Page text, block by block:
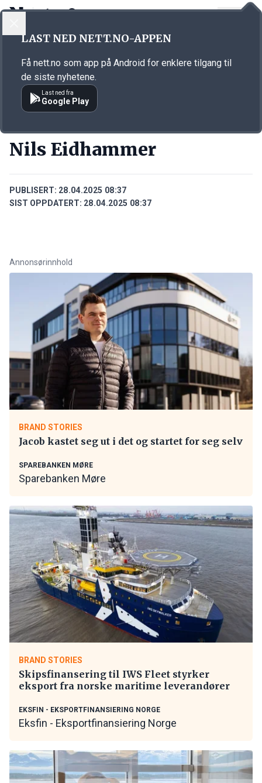
Annonsørinnhold
Nils Eidhammer
PUBLISERT: 28.04.2025 08:37
SIST OPPDATERT: 28.04.2025 08:37
Annonsørinnhold
BRAND STORIES
Jacob kastet seg ut i det og startet for seg selv
SPAREBANKEN MØRE
Sparebanken Møre
BRAND STORIES
Skipsfinansering til IWS Fleet styrker
eksport fra norske maritime leverandører
EKSFIN - EKSPORTFINANSIERING NORGE
Eksfin - Eksportfinansiering Norge
LAST NED NETT.NO-APPEN
Få nett.no som app på Android for enklere tilgang til
de siste nyhetene.
Last ned fra
Google Play